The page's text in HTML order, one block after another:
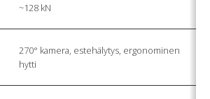
~128 kN
270° kamera, estehälytys, ergonominen
hytti